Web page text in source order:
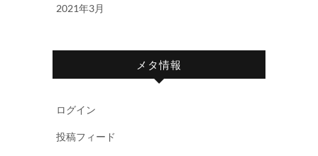
2021年3月
メタ情報
ログイン
投稿フィード